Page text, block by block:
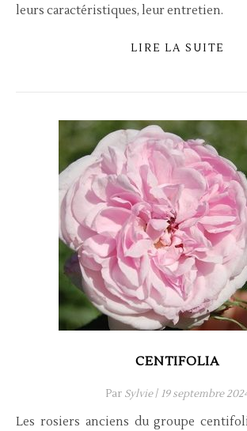
leurs caractéristiques, leur entretien.
LIRE LA SUITE
CENTIFOLIA
Par Sylvie/ 19 septembre
Les rosiers anciens du groupe centifolia, leur histoire,